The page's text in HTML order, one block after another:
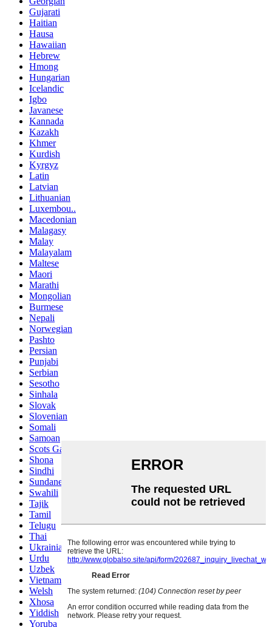
Gujarati
Haitian
Hausa
Hawaiian
Hebrew
Hmong
Hungarian
Icelandic
Igbo
Javanese
Kannada
Kazakh
Khmer
Kurdish
Kyrgyz
Latin
Latvian
Lithuanian
Luxembou..
Macedonian
Malagasy
Malay
Malayalam
Maltese
Maori
Marathi
Mongolian
Burmese
Nepali
Norwegian
Pashto
Persian
Punjabi
Serbian
Sesotho
Sinhala
Slovak
Slovenian
Somali
Samoan
Scots Gaelic
Shona
Sindhi
Sundanese
Swahili
Tajik
Tamil
Telugu
Thai
Ukrainian
Urdu
Uzbek
Vietnamese
Welsh
Xhosa
Yiddish
Yoruba